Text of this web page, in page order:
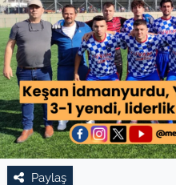
Paylaş
KÜLTÜR SANAT
RESMİ İLAN
SPOR
YAŞAM